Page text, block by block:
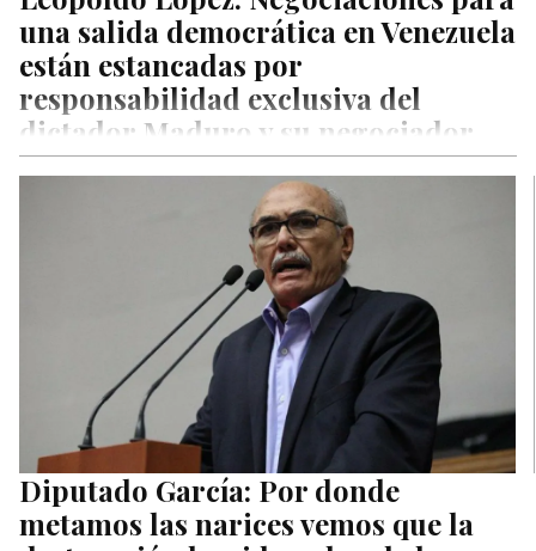
una salida democrática en Venezuela
están estancadas por
responsabilidad exclusiva del
dictador Maduro y su negociador
Jorge Rodríguez
López pidió a Comisión de Política Exterior del Senado de
EEUU profundizar globalmente las sanciones contra las
cleptocracias transnacionales como las que operan en
Venezuela, Rusia, Bielorrusia, Cuba, Nicaragua, e Irán.
Diputado García: Por donde
metamos las narices vemos que la